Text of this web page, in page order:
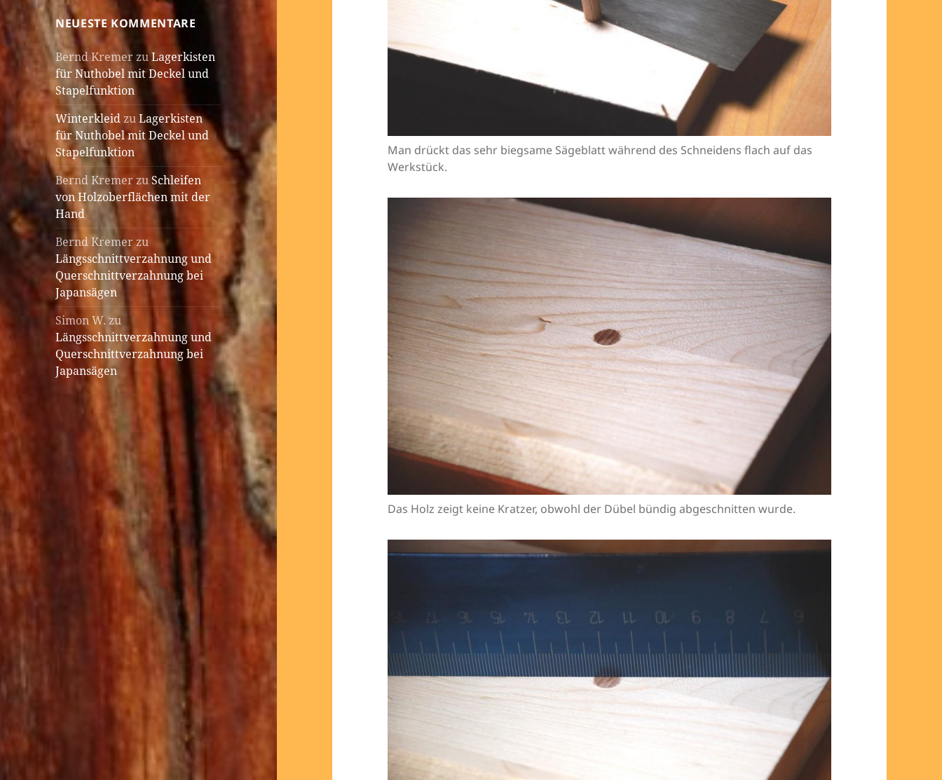
NEUESTE KOMMENTARE
Bernd KremerzuLagerkisten
für Nuthobel mit Deckel und
Stapelfunktion
WinterkleidzuLagerkisten
für Nuthobel mit Deckel und
Stapelfunktion
Bernd KremerzuSchleifen
von Holzoberflächen mit der
Hand
Bernd Kremerzu
Längsschnittverzahnung und
Querschnittverzahnung bei
Japansägen
Simon W.zu
Längsschnittverzahnung und
Querschnittverzahnung bei
Japansägen
Man drückt das sehr biegsame Sägeblatt während des Schneidens flach auf das
Werkstück.
Das Holz zeigt keine Kratzer, obwohl der Dübel bündig abgeschnitten wurde.